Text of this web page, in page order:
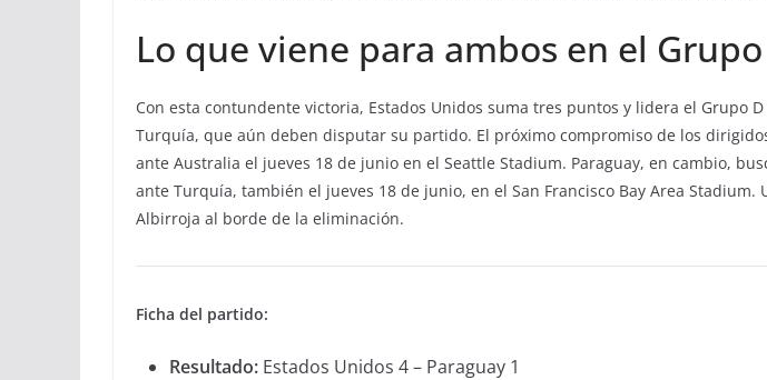
Lo que viene para ambos en el
Con esta contundente victoria, Estados Unidos suma tres puntos y lidera el Grupo
Turquía, que aún deben disputar su partido. El próximo compromiso de los
ante Australia el jueves 18 de junio en el Seattle Stadium. Paraguay, en cambio,
ante Turquía, también el jueves 18 de junio, en el San Francisco Bay Area Stadium.
Albirroja al borde de la eliminación.
Ficha del partido:
Resultado: Estados Unidos 4 – Paraguay 1